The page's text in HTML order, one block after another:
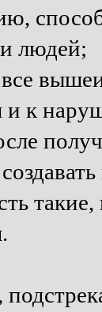
людей;
и к